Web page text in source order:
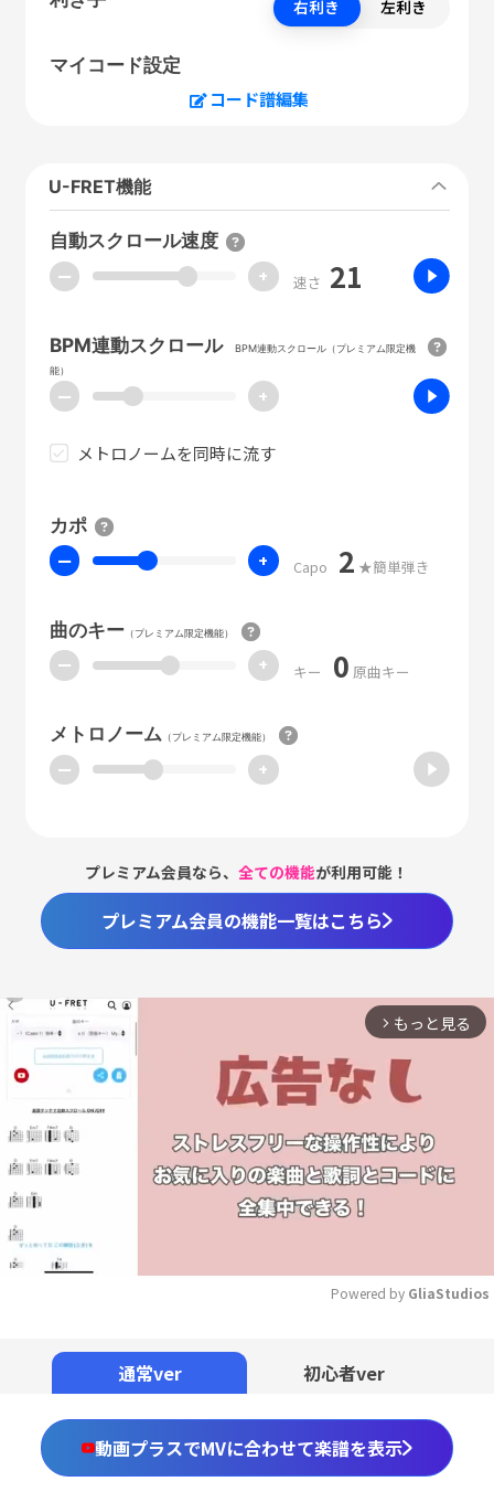
右利き 左利き
マイコード設定
コード譜編集
U-FRET機能
自動スクロール速度
ー + 速さ 21
BPM連動スクロール
BPM連動スクロール（プレミアム限定機
能）
ー +
メトロノームを同時に流す
カポ
ー + Capo 2 ★簡単弾き
曲のキー（プレミアム限定機能）
ー + キー 0 原曲キー
メトロノーム（プレミアム限定機能）
ー +
プレミアム会員なら、全ての機能が利用可能！
プレミアム会員の機能一覧はこちら
arrow_forward_ios もっと見る
Powered by GliaStudios
通常ver 初心者ver
動画プラスでMVに合わせて楽譜を表示